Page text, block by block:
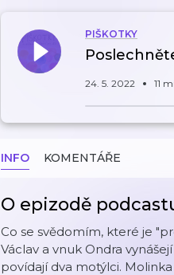
PIŠKOTKY
24. 5. 2022 11
INFO KOMENTÁŘE
O epizodě
Co se svědomím, které je
Václav a vnuk Ondra
povídají dva motýlci.